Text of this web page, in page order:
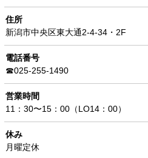
住所
新潟市中央区東大通2-4-34・2F
電話番号
☎025-255-1490
営業時間
11：30〜15：00（LO14：00）
休み
月曜定休